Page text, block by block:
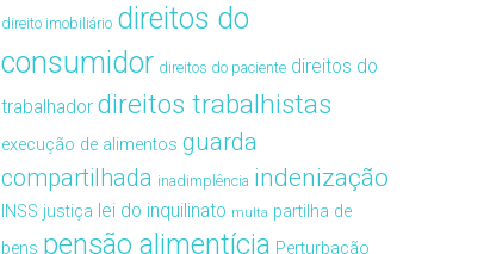
direito imobiliário direitos do
consumidor direitos do paciente direitos do
trabalhador direitos trabalhistas
execução de alimentos guarda
compartilhada inadimplência indenização
INSS justiça lei do inquilinato multa partilha de
bens pensão alimentícia Perturbação